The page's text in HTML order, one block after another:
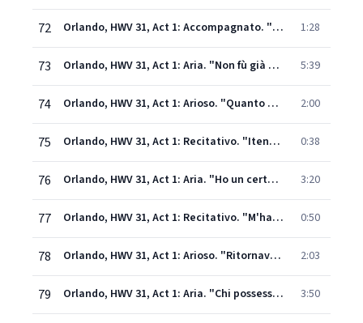
72 Orlando, HWV 31, Act 1: Accompagnato. "Imagini funeste" (Orlando) 1:28
73 Orlando, HWV 31, Act 1: Aria. "Non fù già men forte Alcide" (Orlando) 5:39
74 Orlando, HWV 31, Act 1: Arioso. "Quanto diletto avea" (Dorinda) 2:00
75 Orlando, HWV 31, Act 1: Recitativo. "Itene pur fremendo" (Orlando, Dorinda) 0:38
76 Orlando, HWV 31, Act 1: Aria. "Ho un certo rossore" (Dorinda) 3:20
77 Orlando, HWV 31, Act 1: Recitativo. "M'hai vinto al fin" (Angelica) 0:50
78 Orlando, HWV 31, Act 1: Arioso. "Ritornava al suo bel viso" (Angelica, Medoro) 2:03
79 Orlando, HWV 31, Act 1: Aria. "Chi possessore è del mio core" (Angelica) 3:50